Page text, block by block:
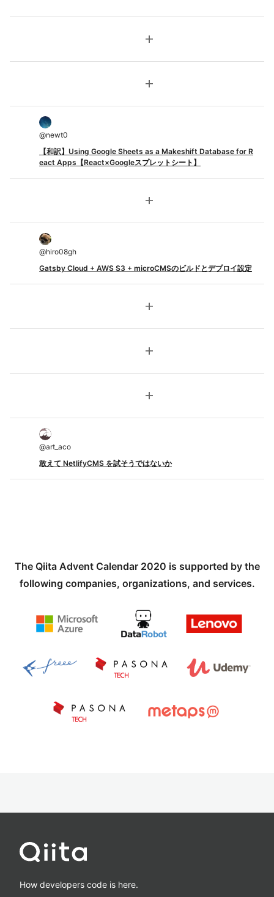
add
add
@newt0
【和訳】Using Google Sheets as a Makeshift Database for R
eact Apps【React×Googleスプレットシート】
add
@hiro08gh
Gatsby Cloud + AWS S3 + microCMSのビルドとデプロイ設定
add
add
add
@art_aco
敢えて NetlifyCMS を試そうではないか
The Qiita Advent Calendar 2020 is supported by the
following companies, organizations, and services.
How developers code is here.